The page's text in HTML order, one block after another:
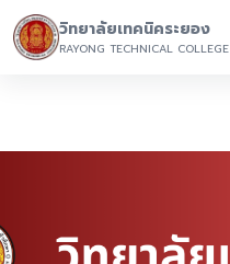
วิทยาลัยเทคนิคระยอง
RAYONG TECHNICAL COLLEGE